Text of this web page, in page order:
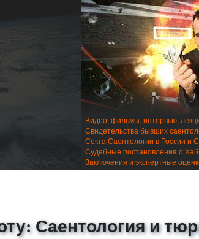
Видео, фильмы, интервью,
Свидетельства бывших
Секта Саентологии в России и
Судебные постановления о
Заключения и экспертные
Саентология и